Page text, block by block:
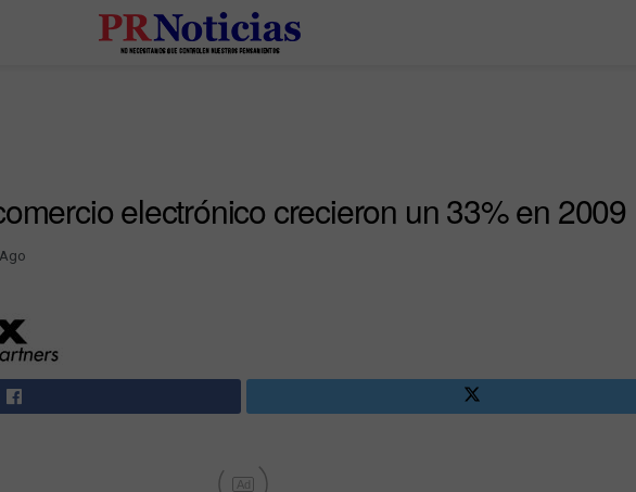
electrónico crecieron un 33% en 2009
Ad